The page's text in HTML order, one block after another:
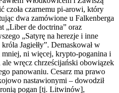
czoła czarnemu pi-arowi, który
dwa zamówione u Falkenberga
„Liber de doctrina” oraz
„Satyrę na herezje i inne
Jagiełły”. Demaskował w
mniej, ni więcej, krypto-poganina i
wręcz chrześcijański obowiązek
panowaniu. Cesarz ma prawo
nastawionymi – dowodził
pogan [tj. Litwinów],